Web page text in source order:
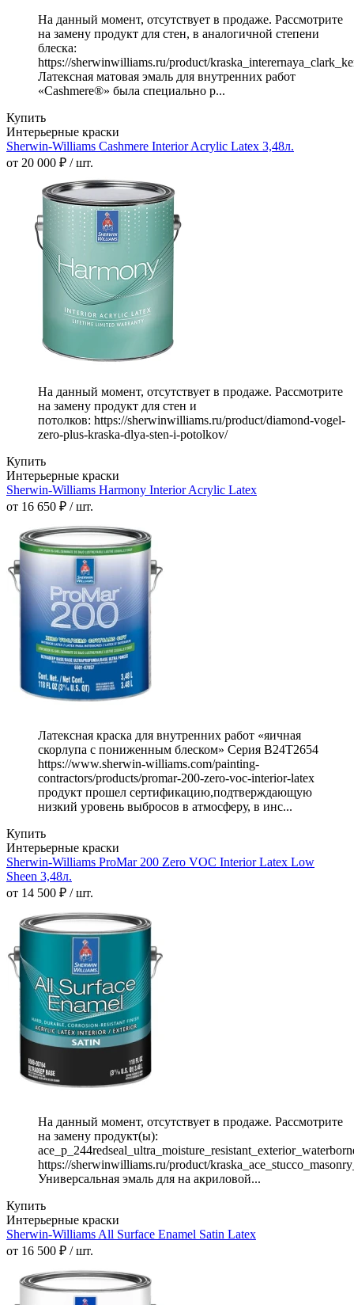
На данный момент, отсутствует в продаже. Рассмотрите
на замену продукт для стен, в аналогичной степени
блеска:
https://sherwinwilliams.ru/product/
Латексная матовая эмаль для внутренних работ
«Cashmere®» была специально р...
Купить
Интерьерные краски
Sherwin-Williams Cashmere Interior Acrylic Latex 3,48л.
от 20 000 ₽ / шт.
На данный момент, отсутствует в продаже. Рассмотрите
на замену продукт для стен и
потолков: https://sherwinwilliams.ru/product/diamond-vogel-
zero-plus-kraska-dlya-sten-i-potolkov/
Купить
Интерьерные краски
Sherwin-Williams Harmony Interior Acrylic Latex
от 16 650 ₽ / шт.
Латексная краска для внутренних работ «яичная
скорлупа с пониженным блеском» Серия B24T2654
https://www.sherwin-williams.com/painting-
contractors/products/promar-200-zero-voc-interior-latex
продукт прошел сертификацию,подтверждающую
низкий уровень выбросов в атмосферу, в инс...
Купить
Интерьерные краски
Sherwin-Williams ProMar 200 Zero VOC Interior Latex Low
Sheen 3,48л.
от 14 500 ₽ / шт.
На данный момент, отсутствует в продаже. Рассмотрите
на замену продукт(ы):
https://sherwinwilliams.ru/product/
Универсальная эмаль для на акриловой...
Купить
Интерьерные краски
Sherwin-Williams All Surface Enamel Satin Latex
от 16 500 ₽ / шт.